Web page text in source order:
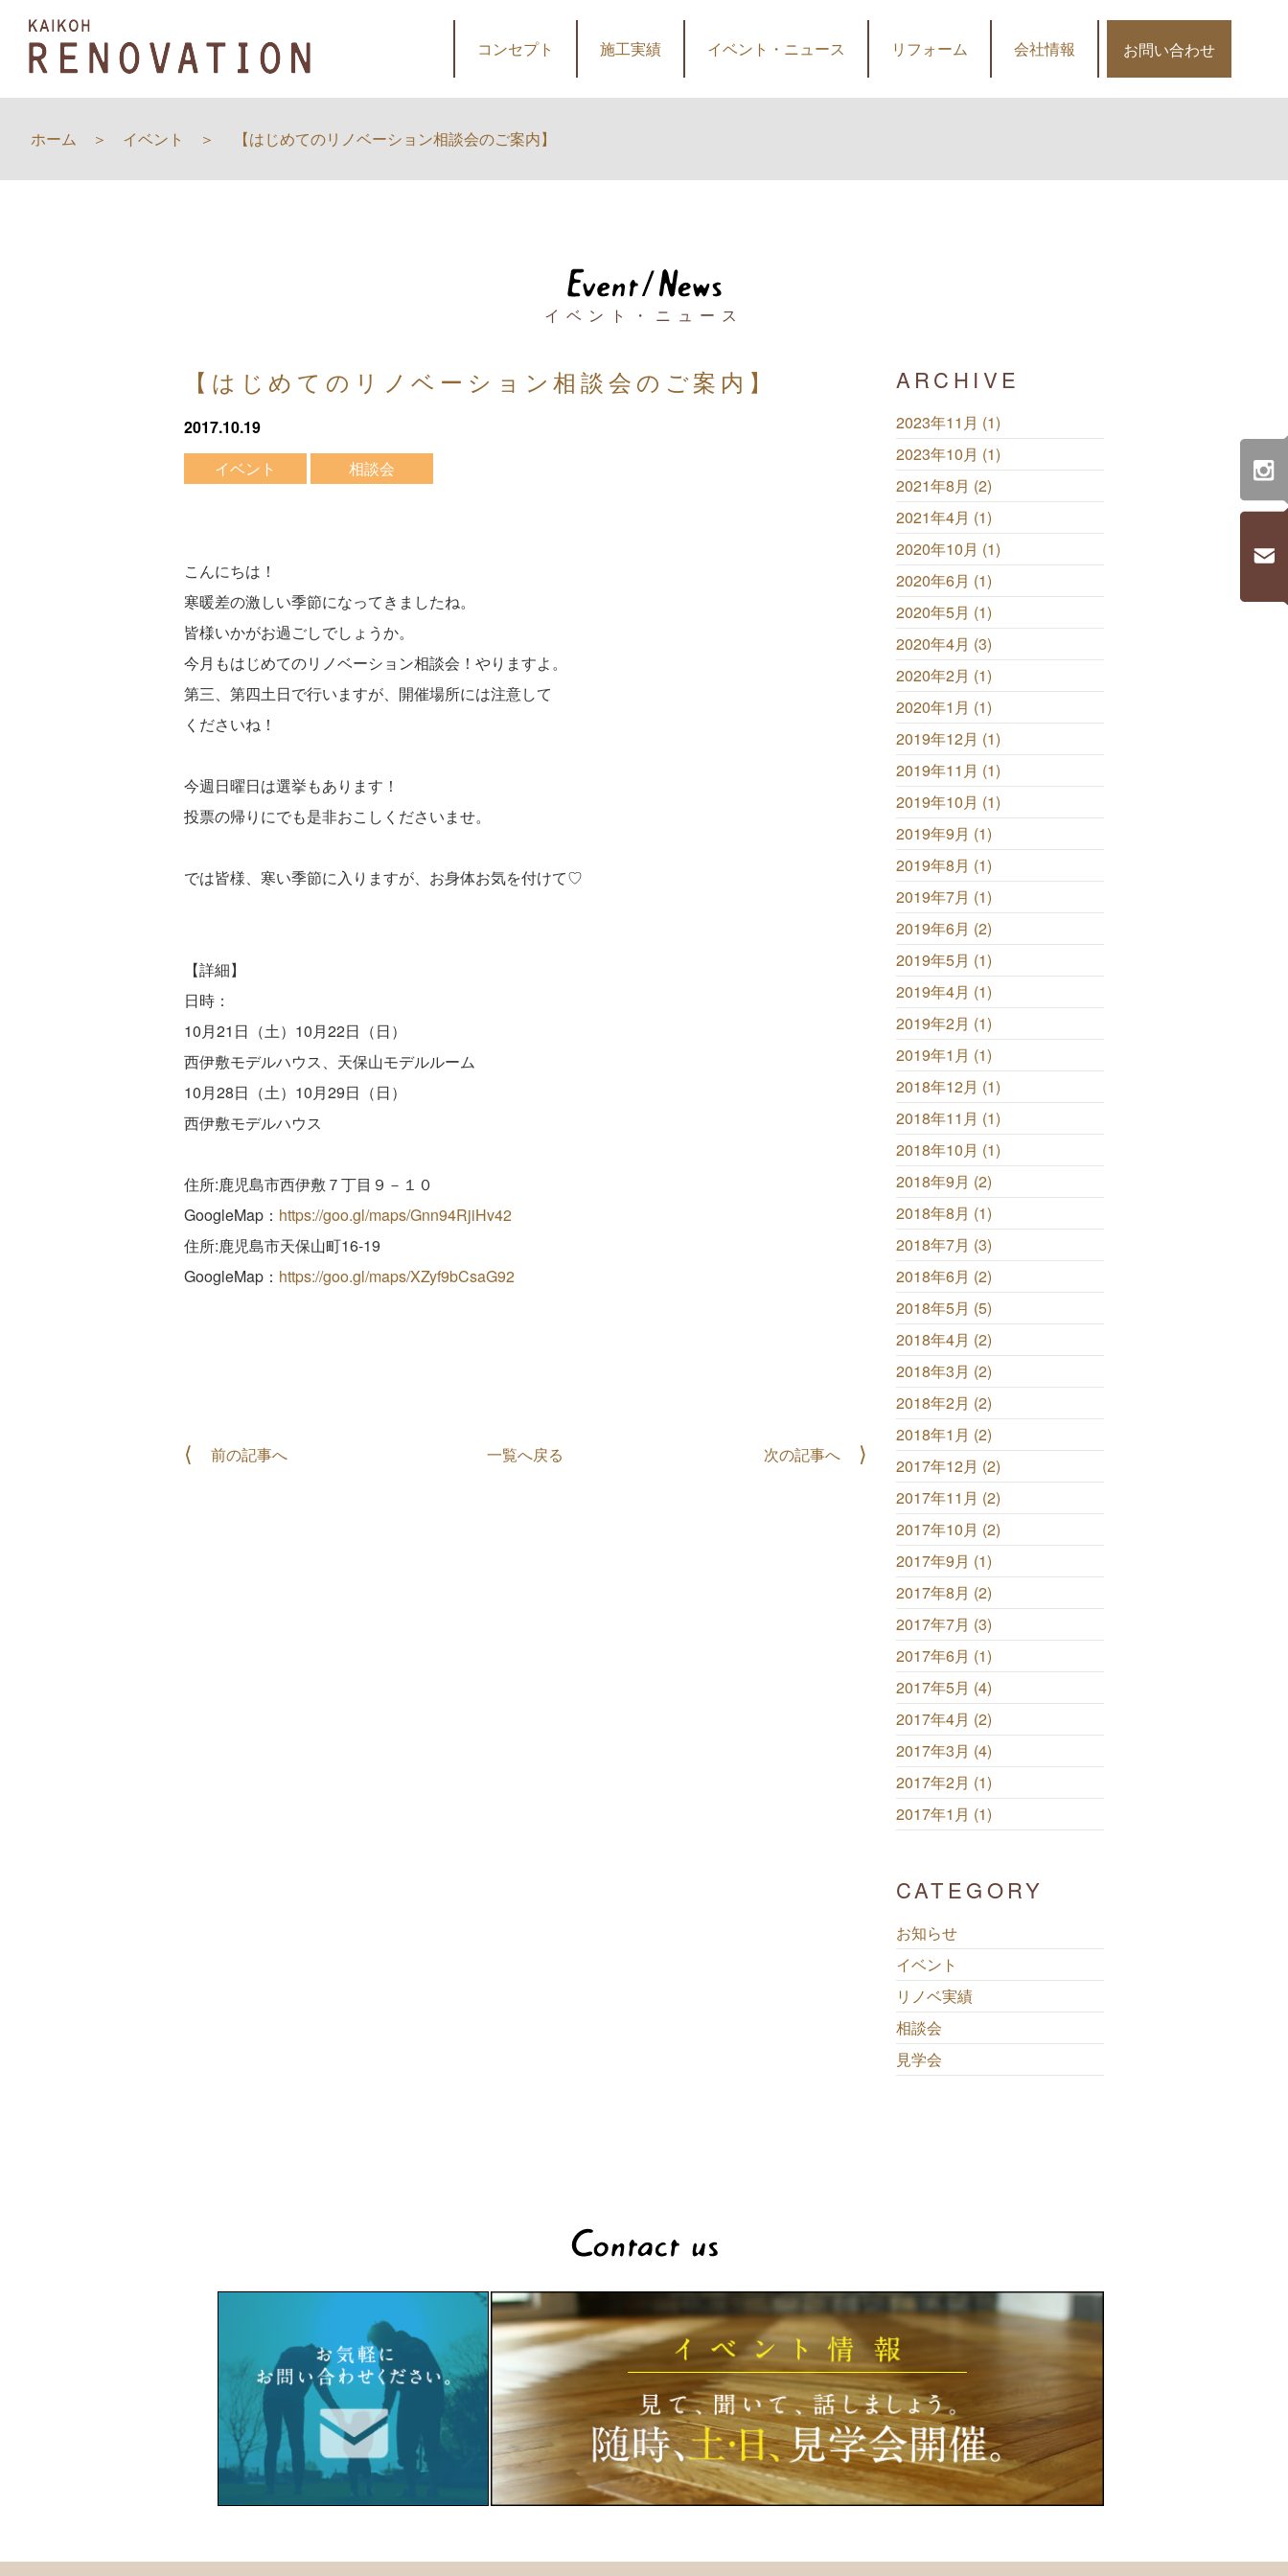
コンセプト 施工実績 イベント・ニュース リフォーム 会社情報 お問い合わせ
ホーム イベント 【はじめてのリノベーション相談会のご案内】
イベント・ニュース
【はじめてのリノベーション相談会のご案内】
2017.10.19
イベント
相談会
こんにちは！
寒暖差の激しい季節になってきましたね。
皆様いかがお過ごしでしょうか。
今月もはじめてのリノベーション相談会！やりますよ。
第三、第四土日で行いますが、開催場所には注意して
くださいね！
今週日曜日は選挙もあります！
投票の帰りにでも是非おこしくださいませ。
では皆様、寒い季節に入りますが、お身体お気を付けて♡
【詳細】
日時：
10月21日（土）10月22日（日）
西伊敷モデルハウス、天保山モデルルーム
10月28日（土）10月29日（日）
西伊敷モデルハウス
住所:鹿児島市西伊敷７丁目９－１０
GoogleMap： https://goo.gl/maps/Gnn94RjiHv42
住所:鹿児島市天保山町16-19
GoogleMap： https://goo.gl/maps/XZyf9bCsaG92
前の記事へ 一覧へ戻る 次の記事へ
ARCHIVE
2023年11月 (1)
2023年10月 (1)
2021年8月 (2)
2021年4月 (1)
2020年10月 (1)
2020年6月 (1)
2020年5月 (1)
2020年4月 (3)
2020年2月 (1)
2020年1月 (1)
2019年12月 (1)
2019年11月 (1)
2019年10月 (1)
2019年9月 (1)
2019年8月 (1)
2019年7月 (1)
2019年6月 (2)
2019年5月 (1)
2019年4月 (1)
2019年2月 (1)
2019年1月 (1)
2018年12月 (1)
2018年11月 (1)
2018年10月 (1)
2018年9月 (2)
2018年8月 (1)
2018年7月 (3)
2018年6月 (2)
2018年5月 (5)
2018年4月 (2)
2018年3月 (2)
2018年2月 (2)
2018年1月 (2)
2017年12月 (2)
2017年11月 (2)
2017年10月 (2)
2017年9月 (1)
2017年8月 (2)
2017年7月 (3)
2017年6月 (1)
2017年5月 (4)
2017年4月 (2)
2017年3月 (4)
2017年2月 (1)
2017年1月 (1)
CATEGORY
お知らせ
イベント
リノベ実績
相談会
見学会